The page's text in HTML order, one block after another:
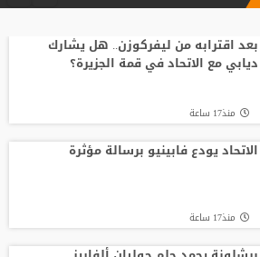
رودري يحسم قراره ويختار وجهته المقبلة
قبل أن يلمس الكرة.. بالأرقام طرابزون يحصد
ثمار التعاقد مع محمد صلاح
أغلى لاعب في تاريخ إفريقيا.. ديوماندي يترك
معسكر لايبزيغ للانضمام لريال مدريد
بعد اقترابه من ليفركوزن.. هل يشارك
ديابي مع الاتحاد في قمة الجزيرة؟
منذ17 ساعة
الاتحاد يودع فابينيو برسالة مؤثرة
منذ17 ساعة